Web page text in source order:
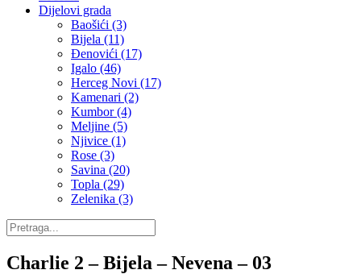
Dijelovi grada
Baošići (3)
Bijela (11)
Đenovići (17)
Igalo (46)
Herceg Novi (17)
Kamenari (2)
Kumbor (4)
Meljine (5)
Njivice (1)
Rose (3)
Savina (20)
Topla (29)
Zelenika (3)
Charlie 2 – Bijela – Nevena – 03